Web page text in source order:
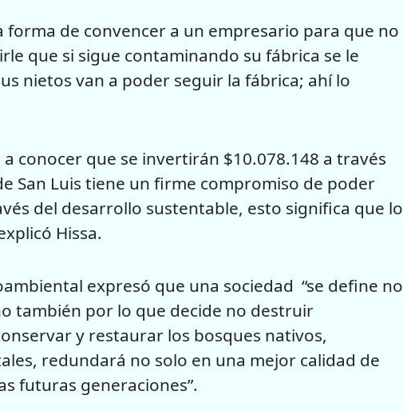
de convencer a un empresario para que no
que si sigue contaminando su fábrica se le
nietos van a poder seguir la fábrica; ahí lo
conocer que se invertirán $10.078.148 a través
San Luis tiene un firme compromiso de poder
del desarrollo sustentable, esto significa que lo
Hissa.
expresó que una sociedad “se define no
también por lo que decide no destruir
y restaurar los bosques nativos,
redundará no solo en una mejor calidad de
futuras generaciones”.